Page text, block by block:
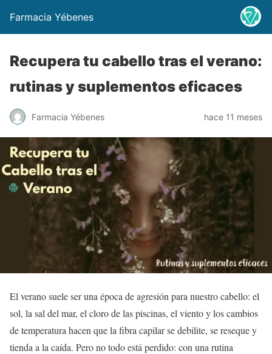
Farmacia Yébenes
Recupera tu cabello tras el verano:
rutinas y suplementos eficaces
Farmacia Yébenes hace 11 meses
El verano suele ser una época de agresión para nuestro cabello: el
sol, la sal del mar, el cloro de las piscinas, el viento y los cambios
de temperatura hacen que la fibra capilar se debilite, se reseque y
tienda a la caída. Pero no todo está perdido: con una rutina